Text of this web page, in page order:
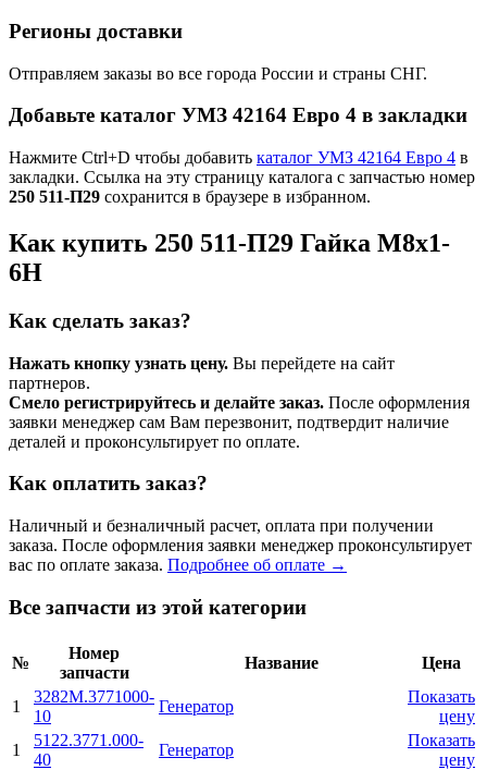
Регионы доставки
Отправляем заказы во все города России и страны СНГ.
Добавьте каталог УМЗ 42164 Евро 4 в закладки
Нажмите Ctrl+D чтобы добавить каталог УМЗ 42164 Евро 4 в
закладки. Ссылка на эту страницу каталога с запчастью номер
250 511-П29 сохранится в браузере в избранном.
Как купить 250 511-П29 Гайка М8х1-
6H
Как сделать заказ?
Нажать кнопку узнать цену. Вы перейдете на сайт
партнеров.
Смело регистрируйтесь и делайте заказ. После оформления
заявки менеджер сам Вам перезвонит, подтвердит наличие
деталей и проконсультирует по оплате.
Как оплатить заказ?
Наличный и безналичный расчет, оплата при получении
заказа. После оформления заявки менеджер проконсультирует
вас по оплате заказа. Подробнее об оплате →
Все запчасти из этой категории
№
Номер
запчасти
Название Цена
1
3282М.3771000-
10
Генератор
Показать
цену
1
5122.3771.000-
40
Генератор
Показать
цену